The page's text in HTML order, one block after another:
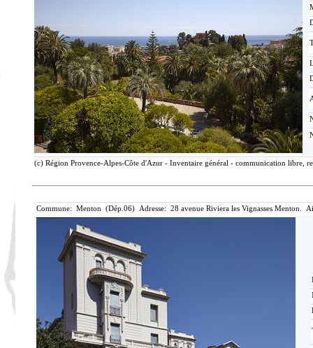
(c) Région Provence-Alpes-Côte d'Azur - Inventaire général - communication libre,
Commune: Menton (Dép.06) Adresse: 28 avenue Riviera les Vignasses Menton.